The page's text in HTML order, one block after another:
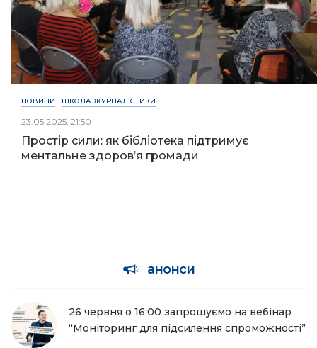
НОВИНИ ШКОЛА ЖУРНАЛІСТИКИ
23.05.2025, 21:50
Простір сили: як бібліотека підтримує
ментальне здоров’я громади
анонси
26 червня о 16:00 запрошуємо на вебінар
“Моніторинг для підсилення спроможності”